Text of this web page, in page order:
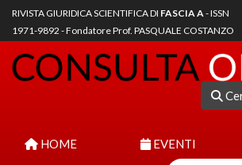
RIVISTA GIURIDICA SCIENTIFICA DI FASCIA A- ISSN
1971-9892 - Fondatore Prof. PASQUALE COSTANZO
HOME EVENTI